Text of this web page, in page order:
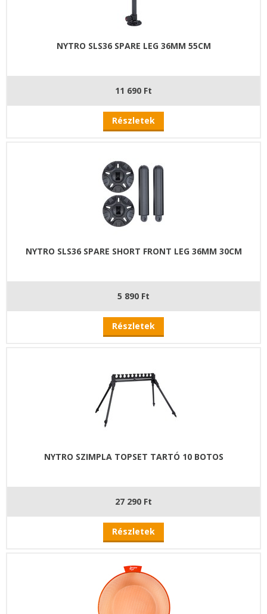
NYTRO SLS36 SPARE LEG 36MM 55CM
11 690 Ft
Részletek
NYTRO SLS36 SPARE SHORT FRONT LEG 36MM 30CM
5 890 Ft
Részletek
NYTRO SZIMPLA TOPSET TARTÓ 10 BOTOS
27 290 Ft
Részletek